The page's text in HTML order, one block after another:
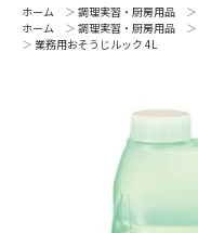
ホーム ＞ 調理実習・厨房用品 ＞
ホーム
＞ 調理実習・厨房用品 ＞
＞ 業務用おそうじルック 4L